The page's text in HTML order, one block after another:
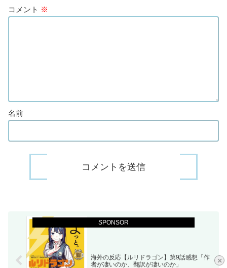
×
SPONSOR
コメント ※
名前
海外の反応【ルリドラゴン】第9話感想「作
者が凄いのか、翻訳が凄いのか」